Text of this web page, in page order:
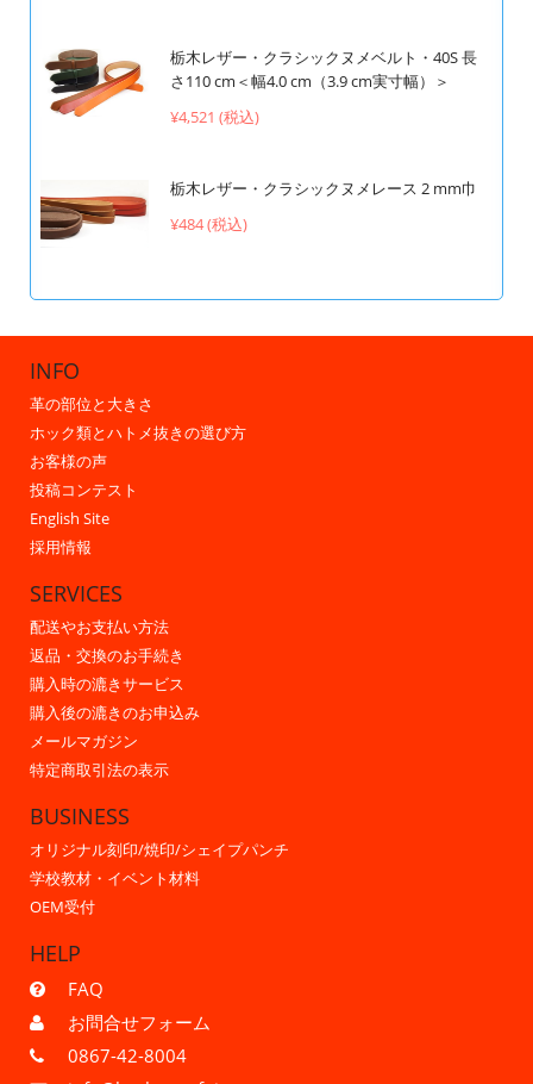
栃木レザー・クラシックヌメベルト・40S 長
さ110 cm＜幅4.0 cm（3.9 cm実寸幅）＞
¥4,521 (税込)
栃木レザー・クラシックヌメレース 2 mm巾
¥484 (税込)
INFO
革の部位と大きさ
ホック類とハトメ抜きの選び方
お客様の声
投稿コンテスト
English Site
採用情報
SERVICES
配送やお支払い方法
返品・交換のお手続き
購入時の漉きサービス
購入後の漉きのお申込み
メールマガジン
特定商取引法の表示
BUSINESS
オリジナル刻印/焼印/シェイプパンチ
学校教材・イベント材料
OEM受付
HELP
FAQ
お問合せフォーム
0867-42-8004